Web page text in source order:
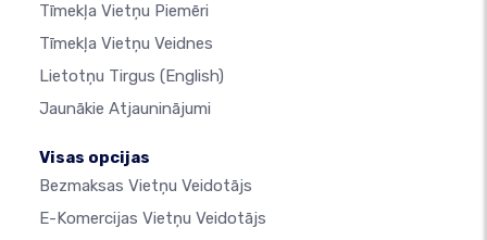
Tīmekļa Vietņu Piemēri
Tīmekļa Vietņu Veidnes
Lietotņu Tirgus (English)
Jaunākie Atjauninājumi
Visas opcijas
Bezmaksas Vietņu Veidotājs
E-Komercijas Vietņu Veidotājs